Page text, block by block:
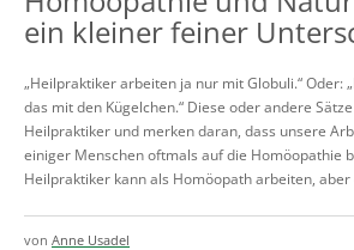
ein kleiner feiner
„Heilpraktiker arbeiten ja nur mit Globuli.“ Oder:
das mit den Kügelchen.“ Diese oder andere
Heilpraktiker und merken daran, dass unsere
einiger Menschen oftmals auf die Homöopathie
Heilpraktiker kann als Homöopath arbeiten,
von Anne Usadel